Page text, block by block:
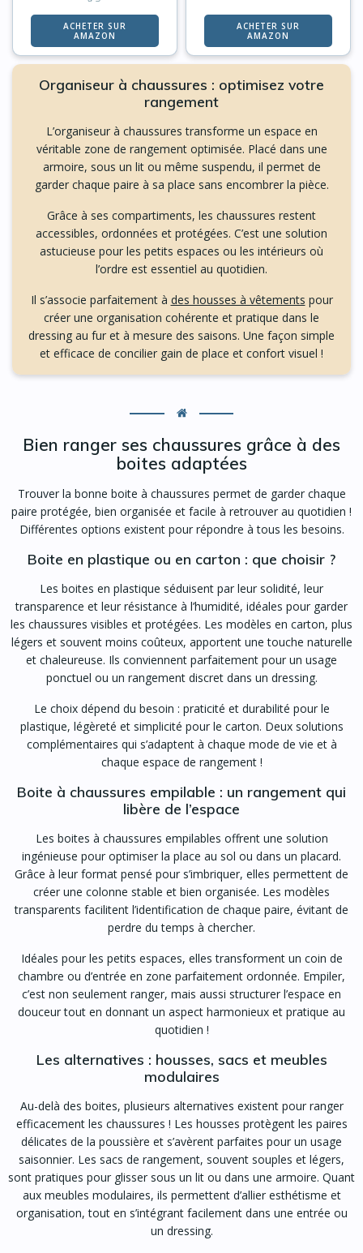
ACHETER SUR
AMAZON
ACHETER SUR
AMAZON
Organiseur à chaussures : optimisez votre
rangement
L’organiseur à chaussures transforme un espace en
véritable zone de rangement optimisée. Placé dans une
armoire, sous un lit ou même suspendu, il permet de
garder chaque paire à sa place sans encombrer la pièce.
Grâce à ses compartiments, les chaussures restent
accessibles, ordonnées et protégées. C’est une solution
astucieuse pour les petits espaces ou les intérieurs où
l’ordre est essentiel au quotidien.
Il s’associe parfaitement à des housses à vêtements pour
créer une organisation cohérente et pratique dans le
dressing au fur et à mesure des saisons. Une façon simple
et efficace de concilier gain de place et confort visuel !
Bien ranger ses chaussures grâce à des
boites adaptées
Trouver la bonne boite à chaussures permet de garder chaque
paire protégée, bien organisée et facile à retrouver au quotidien !
Différentes options existent pour répondre à tous les besoins.
Boite en plastique ou en carton : que choisir ?
Les boites en plastique séduisent par leur solidité, leur
transparence et leur résistance à l’humidité, idéales pour garder
les chaussures visibles et protégées. Les modèles en carton, plus
légers et souvent moins coûteux, apportent une touche naturelle
et chaleureuse. Ils conviennent parfaitement pour un usage
ponctuel ou un rangement discret dans un dressing.
Le choix dépend du besoin : praticité et durabilité pour le
plastique, légèreté et simplicité pour le carton. Deux solutions
complémentaires qui s’adaptent à chaque mode de vie et à
chaque espace de rangement !
Boite à chaussures empilable : un rangement qui
libère de l’espace
Les boites à chaussures empilables offrent une solution
ingénieuse pour optimiser la place au sol ou dans un placard.
Grâce à leur format pensé pour s’imbriquer, elles permettent de
créer une colonne stable et bien organisée. Les modèles
transparents facilitent l’identification de chaque paire, évitant de
perdre du temps à chercher.
Idéales pour les petits espaces, elles transforment un coin de
chambre ou d’entrée en zone parfaitement ordonnée. Empiler,
c’est non seulement ranger, mais aussi structurer l’espace en
douceur tout en donnant un aspect harmonieux et pratique au
quotidien !
Les alternatives : housses, sacs et meubles
modulaires
Au-delà des boites, plusieurs alternatives existent pour ranger
efficacement les chaussures ! Les housses protègent les paires
délicates de la poussière et s’avèrent parfaites pour un usage
saisonnier. Les sacs de rangement, souvent souples et légers,
sont pratiques pour glisser sous un lit ou dans une armoire. Quant
aux meubles modulaires, ils permettent d’allier esthétisme et
organisation, tout en s’intégrant facilement dans une entrée ou
un dressing.